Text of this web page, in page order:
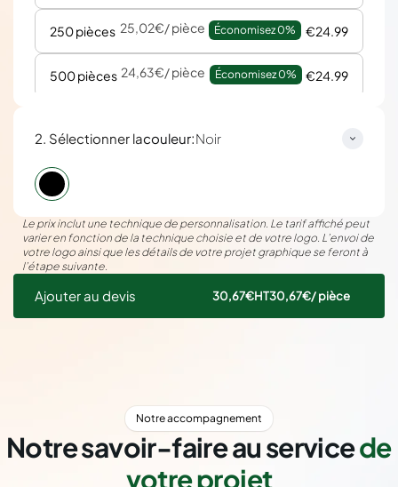
250 pièces 25,02€/ pièce Économisez 0% €24.99
500 pièces 24,63€/ pièce Économisez 0% €24.99
2. Sélectionner lacouleur:Noir
Le prix inclut une technique de personnalisation. Le tarif affiché peut
varier en fonction de la technique choisie et de votre logo. L’envoi de
votre logo ainsi que les détails de votre projet graphique se feront à
l’étape suivante.
Ajouter au devis 30,67€HT30,67€/ pièce
Notre accompagnement
Notre savoir-faire au servicede
votre projet